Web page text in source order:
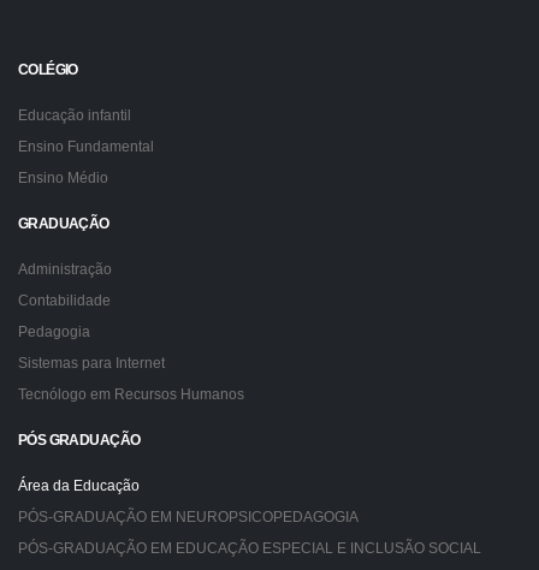
COLÉGIO
Educação infantil
Ensino Fundamental
Ensino Médio
GRADUAÇÃO
Administração
Contabilidade
Pedagogia
Sistemas para Internet
Tecnólogo em Recursos Humanos
PÓS GRADUAÇÃO
Área da Educação
PÓS-GRADUAÇÃO EM NEUROPSICOPEDAGOGIA
PÓS-GRADUAÇÃO EM EDUCAÇÃO ESPECIAL E INCLUSÃO SOCIAL